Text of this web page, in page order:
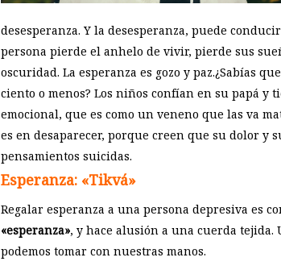
desesperanza. Y la desesperanza, puede
persona pierde el anhelo de vivir, pierde sus
oscuridad. La esperanza es gozo y paz.¿Sabías
ciento o menos? Los niños confían en su papá y
emocional, que es como un veneno que las va
es en desaparecer, porque creen que su dolor y
pensamientos suicidas.
Esperanza: «Tikvá»
Regalar esperanza a una persona depresiva es
«esperanza», y hace alusión a una cuerda tejida.
podemos tomar con nuestras manos.